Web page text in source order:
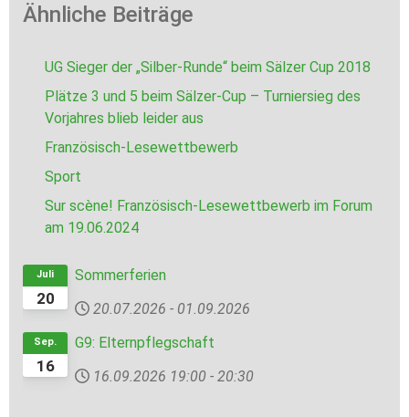
Ähnliche Beiträge
UG Sieger der „Silber-Runde“ beim Sälzer Cup 2018
Plätze 3 und 5 beim Sälzer-Cup – Turniersieg des
Vorjahres blieb leider aus
Französisch-Lesewettbewerb
Sport
Sur scène! Französisch-Lesewettbewerb im Forum
am 19.06.2024
20
Juli
Sommerferien
20.07.2026 - 01.09.2026
16
Sep.
G9: Elternpflegschaft
16.09.2026 19:00 - 20:30